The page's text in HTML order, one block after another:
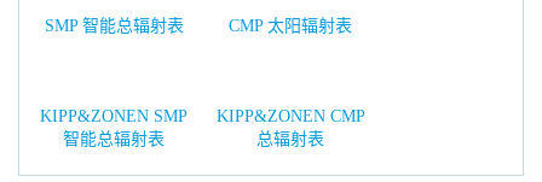
KIPP&ZONEN SMP
智能总辐射表
KIPP&ZONEN CMP
总辐射表